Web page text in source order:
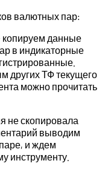
валютных пар:
копируем данные
в индикаторные
других ТФ текущего
можно прочитать
не скопировала
выводим
и ждем
инструменту.